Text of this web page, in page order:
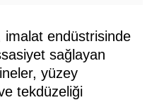
imalat endüstrisinde
sağlayan
yüzey
tekdüzeliği